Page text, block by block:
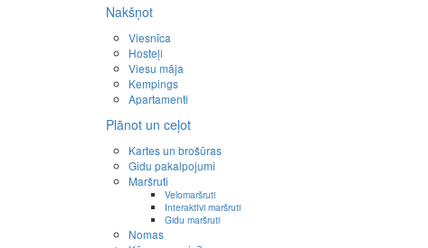
Nakšņot
Viesnīca
Hosteļi
Viesu māja
Kempings
Apartamenti
Plānot un ceļot
Kartes un brošūras
Gidu pakalpojumi
Maršruti
Velomaršruti
Interaktīvi maršruti
Gidu maršruti
Nomas